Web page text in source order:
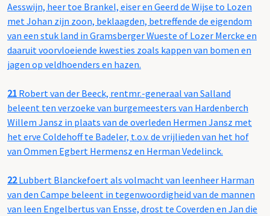
Aesswijn, heer toe Brankel, eiser en Geerd de Wijse to Lozen
met Johan zijn zoon, beklaagden, betreffende de eigendom
van een stuk land in Gramsberger Wueste of Lozer Mercke en
daaruit voorvloeiende kwesties zoals kappen van bomen en
jagen op veldhoenders en hazen.
21 Robert van der Beeck, rentmr.-generaal van Salland
beleent ten verzoeke van burgemeesters van Hardenberch
Willem Jansz in plaats van de overleden Hermen Jansz met
het erve Coldehoff te Badeler, t.o.v. de vrijlieden van het hof
van Ommen Egbert Hermensz en Herman Vedelinck.
22Lubbert Blanckefoert als volmacht van leenheer Harman
van den Campe beleent in tegenwoordigheid van de mannen
van leen Engelbertus van Ensse, drost te Coverden en Jan die